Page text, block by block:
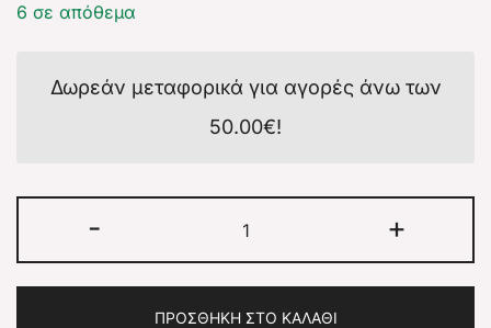
6 σε απόθεμα
Δωρεάν μεταφορικά για αγορές άνω των
50.00€!
- +
ΠΡΟΣΘΉΚΗ ΣΤΟ ΚΑΛΆΘΙ